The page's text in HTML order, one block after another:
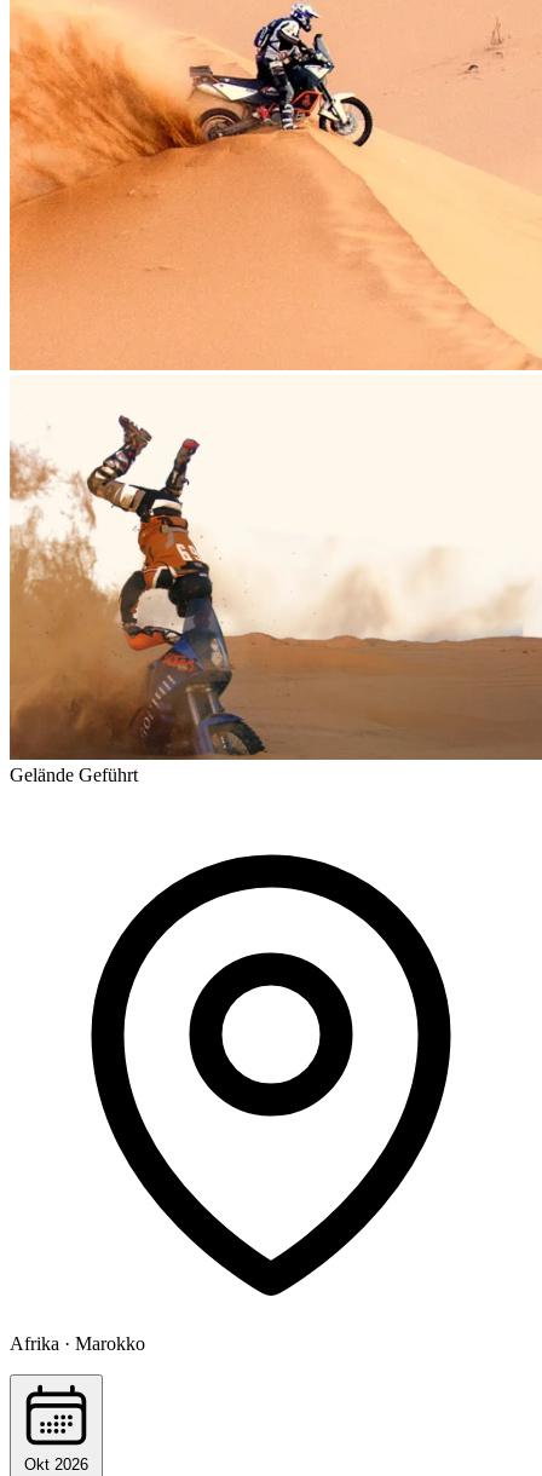
Gelände Geführt
Afrika · Marokko
Okt 2026